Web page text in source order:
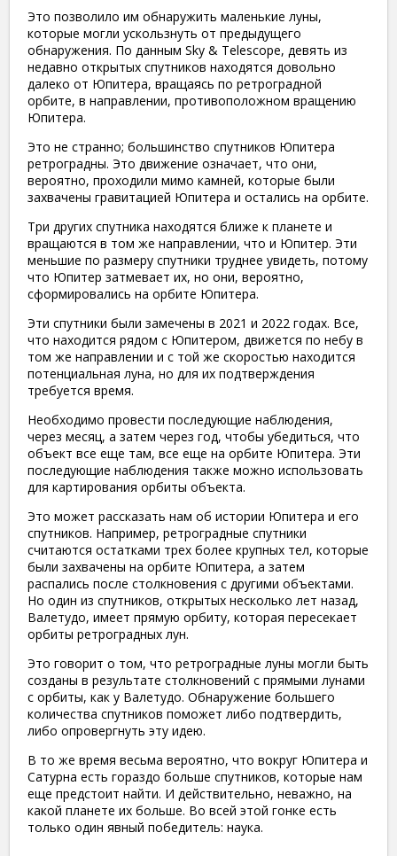
Это позволило им обнаружить маленькие луны,
которые могли ускользнуть от предыдущего
обнаружения. По данным Sky & Telescope, девять из
недавно открытых спутников находятся довольно
далеко от Юпитера, вращаясь по ретроградной
орбите, в направлении, противоположном вращению
Юпитера.
Это не странно; большинство спутников Юпитера
ретроградны. Это движение означает, что они,
вероятно, проходили мимо камней, которые были
захвачены гравитацией Юпитера и остались на орбите.
Три других спутника находятся ближе к планете и
вращаются в том же направлении, что и Юпитер. Эти
меньшие по размеру спутники труднее увидеть, потому
что Юпитер затмевает их, но они, вероятно,
сформировались на орбите Юпитера.
Эти спутники были замечены в 2021 и 2022 годах. Все,
что находится рядом с Юпитером, движется по небу в
том же направлении и с той же скоростью находится
потенциальная луна, но для их подтверждения
требуется время.
Необходимо провести последующие наблюдения,
через месяц, а затем через год, чтобы убедиться, что
объект все еще там, все еще на орбите Юпитера. Эти
последующие наблюдения также можно использовать
для картирования орбиты объекта.
Это может рассказать нам об истории Юпитера и его
спутников. Например, ретроградные спутники
считаются остатками трех более крупных тел, которые
были захвачены на орбите Юпитера, а затем
распались после столкновения с другими объектами.
Но один из спутников, открытых несколько лет назад,
Валетудо, имеет прямую орбиту, которая пересекает
орбиты ретроградных лун.
Это говорит о том, что ретроградные луны могли быть
созданы в результате столкновений с прямыми лунами
с орбиты, как у Валетудо. Обнаружение большего
количества спутников поможет либо подтвердить,
либо опровергнуть эту идею.
В то же время весьма вероятно, что вокруг Юпитера и
Сатурна есть гораздо больше спутников, которые нам
еще предстоит найти. И действительно, неважно, на
какой планете их больше. Во всей этой гонке есть
только один явный победитель: наука.